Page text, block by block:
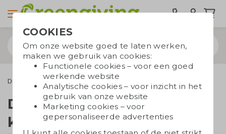
Duurzame kleding Truien Duurzame kinderhoodie
Duurzame
kinderhoodie
COOKIES
Om onze website goed te laten werken,
maken we gebruik van cookies:
Functionele cookies – voor een goed
werkende website
Analytische cookies – voor inzicht in het
gebruik van onze website
Marketing cookies – voor
gepersonaliseerde advertenties